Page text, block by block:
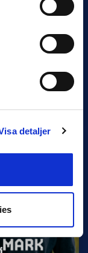
detaljer